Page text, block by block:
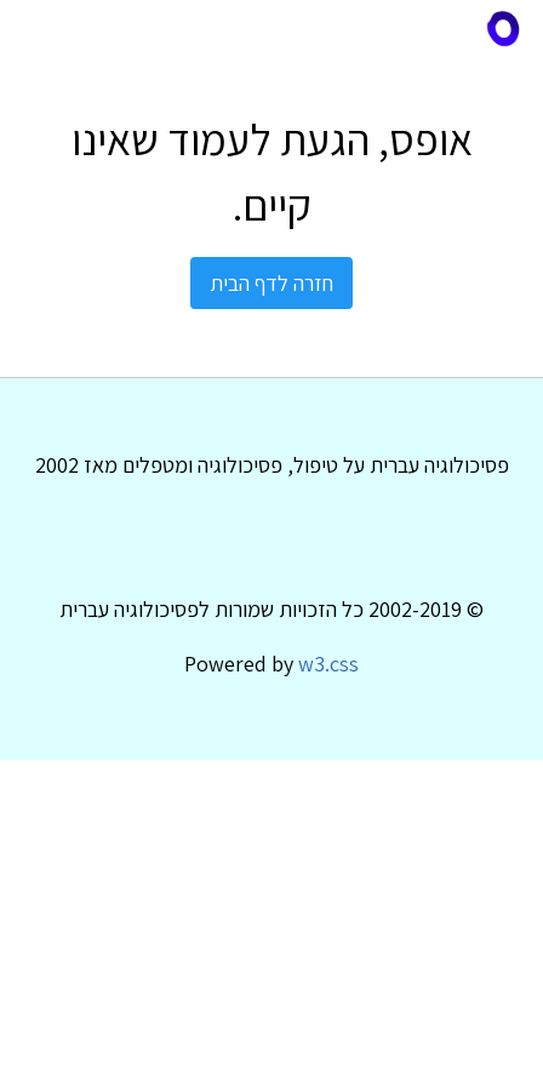
אופס, הגעת לעמוד שאינו
קיים.
חזרה לדף הבית
פסיכולוגיה עברית על טיפול, פסיכולוגיה ומטפלים מאז 2002
© 2002-2019 כל הזכויות שמורות לפסיכולוגיה עברית
Powered byw3.css